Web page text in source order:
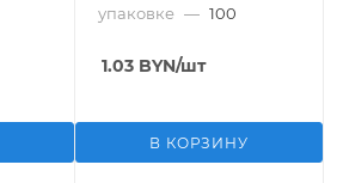
упаковке — 100
1.03 BYN/шт
В КОРЗИНУ